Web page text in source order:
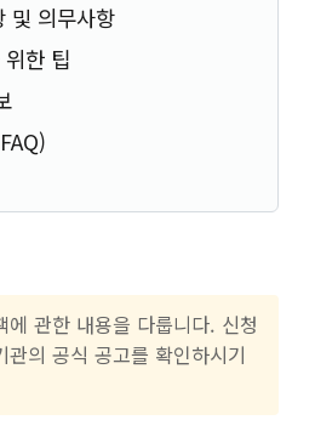
및 의무사항
한 팁
에 관한 내용을 다룹니다. 신청
관의 공식 공고를 확인하시기